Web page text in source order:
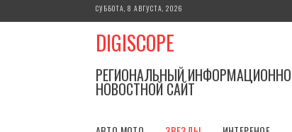
к
СУББОТА, 8 АВГУСТА, 2026
DIGISCOPE
РЕГИОНАЛЬНЫЙ
НОВОСТНОЙ САЙТ